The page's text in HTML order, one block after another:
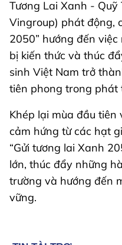
Tương Lai Xanh -
Vingroup) phát động,
2050” hướng đến
bị kiến thức và thúc
sinh Việt Nam trở
tiên phong trong phát
Khép lại mùa đầu
cảm hứng từ các hạt
“Gửi tương lai Xanh
lớn, thúc đẩy những
trường và hướng đến
vững.